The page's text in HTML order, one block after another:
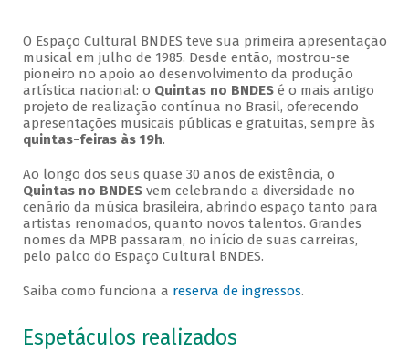
O Espaço Cultural BNDES teve sua primeira apresentação
musical em julho de 1985. Desde então, mostrou-se
pioneiro no apoio ao desenvolvimento da produção
artística nacional: o Quintas no BNDESé o mais antigo
projeto de realização contínua no Brasil, oferecendo
apresentações musicais públicas e gratuitas, sempre às
quintas-feiras às 19h.
Ao longo dos seus quase 30 anos de existência, o
Quintas no BNDESvem celebrando a diversidade no
cenário da música brasileira, abrindo espaço tanto para
artistas renomados, quanto novos talentos. Grandes
nomes da MPB passaram, no início de suas carreiras,
pelo palco do Espaço Cultural BNDES.
Saiba como funciona a reserva de ingressos.
Espetáculos realizados